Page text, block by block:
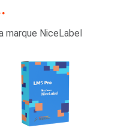
marque NiceLabel